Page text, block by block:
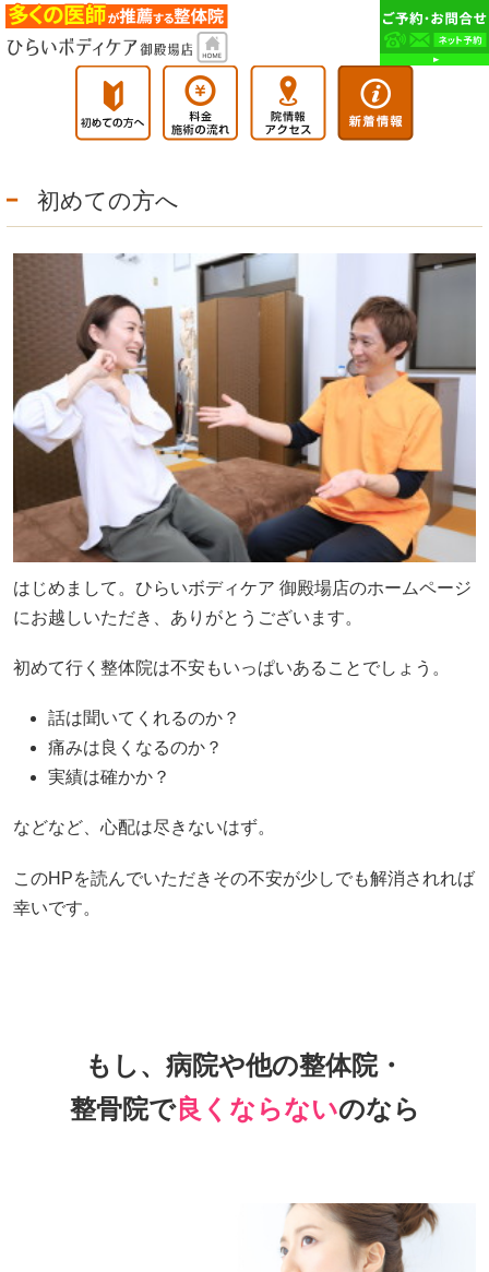
初めての方へ
はじめまして。ひらいボディケア 御殿場店のホームページ
にお越しいただき、ありがとうございます。
初めて行く整体院は不安もいっぱいあることでしょう。
話は聞いてくれるのか？
痛みは良くなるのか？
実績は確かか？
などなど、心配は尽きないはず。
このHPを読んでいただきその不安が少しでも解消されれば
幸いです。
もし、病院や他の整体院・
整骨院で良くならないのなら